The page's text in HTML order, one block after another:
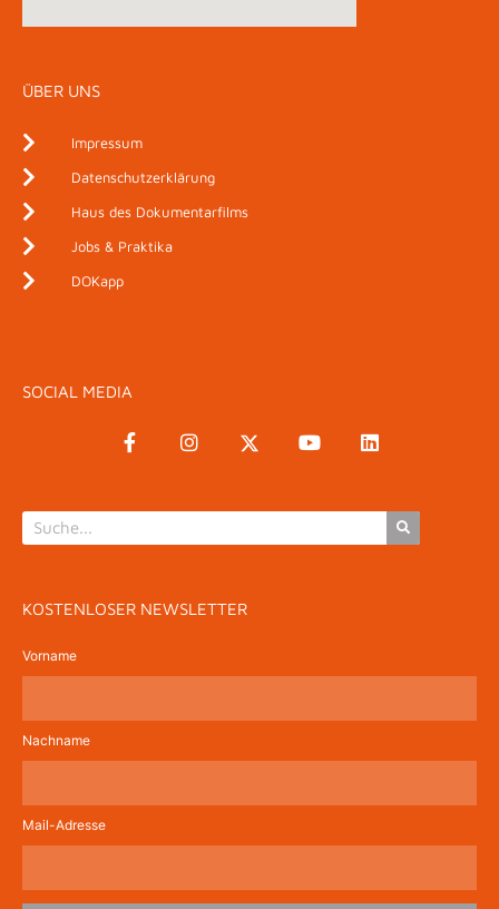
ÜBER UNS
Impressum
Datenschutzerklärung
Haus des Dokumentarfilms
Jobs & Praktika
DOKapp
SOCIAL MEDIA
KOSTENLOSER NEWSLETTER
Vorname
Nachname
Mail-Adresse